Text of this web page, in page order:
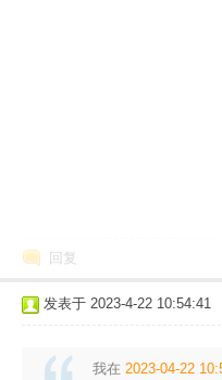
回复
发表于 2023-4-22 10:54:41
我在 2023-04-22